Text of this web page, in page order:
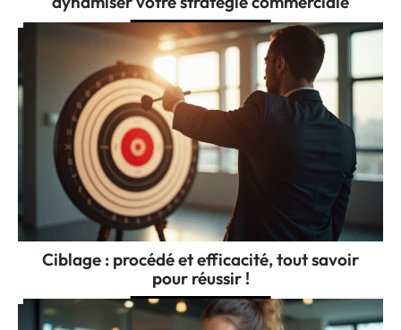
Ciblage : procédé et efficacité, tout savoir
pour réussir !